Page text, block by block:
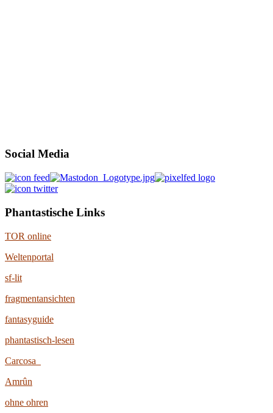
Social Media
Phantastische Links
TOR online
Weltenportal
sf-lit
fragmentansichten
fantasyguide
phantastisch-lesen
Carcosa
Amrûn
ohne ohren